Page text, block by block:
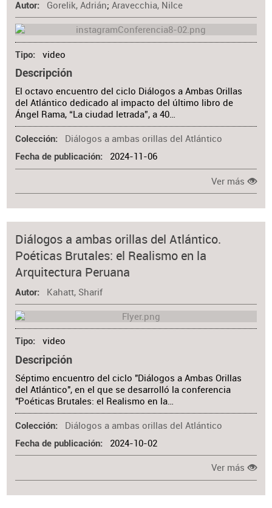
Autor Gorelik, Adrián; Aravecchia, Nilce
Tipo video
Descripción
El octavo encuentro del ciclo Diálogos a Ambas Orillas
del Atlántico dedicado al impacto del último libro de
Ángel Rama, “La ciudad letrada”, a 40…
Colección Diálogos a ambas orillas del Atlántico
Fecha de publicación 2024-11-06
Ver más
Diálogos a ambas orillas del Atlántico.
Poéticas Brutales: el Realismo en la
Arquitectura Peruana
Autor Kahatt, Sharif
Tipo video
Descripción
Séptimo encuentro del ciclo "Diálogos a Ambas Orillas
del Atlántico", en el que se desarrolló la conferencia
"Poéticas Brutales: el Realismo en la…
Colección Diálogos a ambas orillas del Atlántico
Fecha de publicación 2024-10-02
Ver más